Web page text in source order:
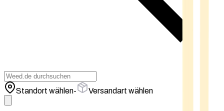
Standort wählen- Versandart wählen